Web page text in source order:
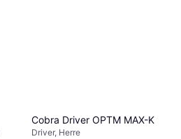
Cobra Driver OPTM MAX-K
Driver, Herre